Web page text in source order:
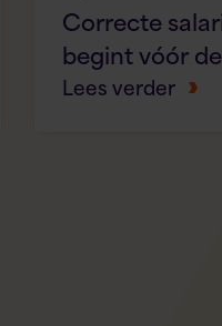
Correcte
begint vóór
Lees verder